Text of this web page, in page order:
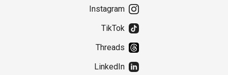
Instagram
TikTok
Threads
LinkedIn